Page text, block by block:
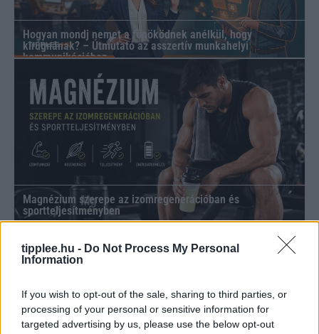
tipplee.hu - Do Not Process My Personal
Information
If you wish to opt-out of the sale, sharing to third parties, or
processing of your personal or sensitive information for
targeted advertising by us, please use the below opt-out
Hogyan mondj nemet a főnöködnek anélkül, hogy
kirúgnának? – Útmutató az asszertív munkahelyi
kommunikációhoz
Magnézium szerepe az izomregenerációban és
sportteljesítményben